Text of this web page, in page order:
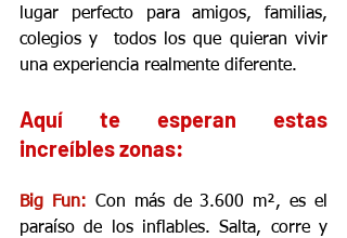
lugar perfecto para amigos, familias,
colegios y  todos los que quieran vivir
una experiencia realmente diferente.
Aquí te esperan estas
increíbles zonas:
Big Fun: Con más de 3.600 m², es el
paraíso de los inflables. Salta, corre y